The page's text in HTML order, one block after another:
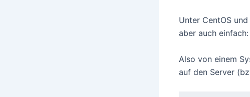
Unter CentOS
aber auch
Also von einem
auf den Server